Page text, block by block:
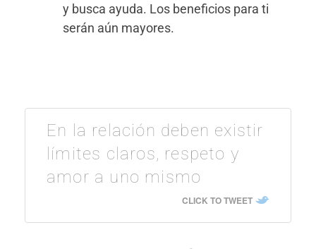
y busca ayuda. Los beneficios para ti
serán aún mayores.
En la relación deben existir
límites claros, respeto y
amor a uno mismo
CLICK TO TWEET